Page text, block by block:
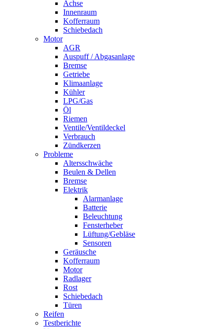
Achse
Innenraum
Kofferraum
Schiebedach
Motor
AGR
Auspuff / Abgasanlage
Bremse
Getriebe
Klimaanlage
Kühler
LPG/Gas
Öl
Riemen
Ventile/Ventildeckel
Verbrauch
Zündkerzen
Probleme
Altersschwäche
Beulen & Dellen
Bremse
Elektrik
Alarmanlage
Batterie
Beleuchtung
Fensterheber
Lüftung/Gebläse
Sensoren
Geräusche
Kofferraum
Motor
Radlager
Rost
Schiebedach
Türen
Reifen
Testberichte